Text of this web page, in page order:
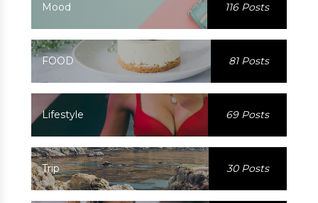
Mood 116 Posts
FOOD 81 Posts
Lifestyle 69 Posts
Trip 30 Posts